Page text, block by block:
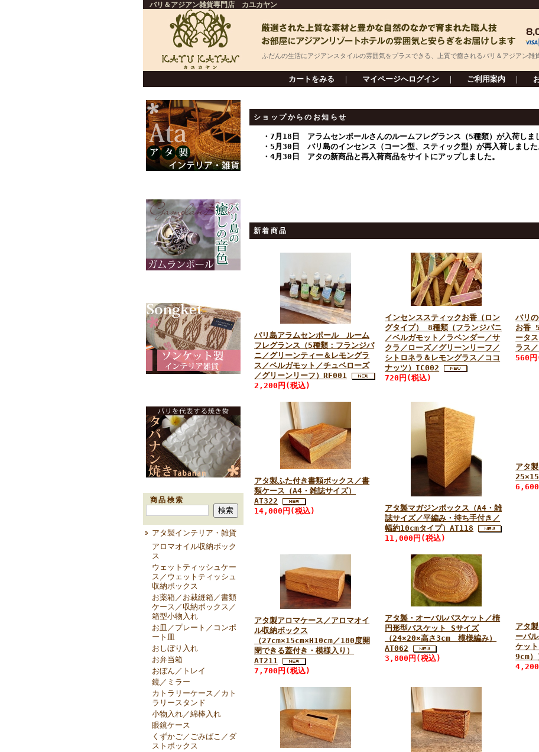
バリ＆アジアン雑貨専門店 カユカヤン
ふだんの生活にアジアンスタイルの雰囲気をプラスできる、上質で癒されるバリ＆アジアン雑
カートをみる ｜ マイページへログイン ｜ ご利用案内 ｜
商品検索
アタ製インテリア・雑貨
アロマオイル収納ボック
ス
ウェットティッシュケー
ス／ウェットティッシュ
収納ボックス
お薬箱／お裁縫箱／書類
ケース／収納ボックス／
箱型小物入れ
お皿／プレート／コンポ
ート皿
おしぼり入れ
お弁当箱
おぼん／トレイ
鏡／ミラー
カトラリーケース／カト
ラリースタンド
小物入れ／綿棒入れ
眼鏡ケース
くずかご／ごみばこ／ダ
ストボックス
ショップからのお知らせ
・7月18日 アラムセンポールさんのルームフレグランス（5種類）が入荷しま
・5月30日 バリ島のインセンス（コーン型、スティック型）が再入荷しました
・4月30日 アタの新商品と再入荷商品をサイトにアップしました。
新着商品
バリ島アラムセンポール ルーム
フレグランス（5種類：フランジパ
ニ／グリーンティー＆レモングラ
ス／ベルガモット／チュベローズ
／グリーンリーフ）RF001
2,200円(税込)
インセンススティックお香（ロン
グタイプ） 8種類（フランジパニ
／ベルガモット／ラベンダー／サ
クラ／ローズ／グリーンリーフ／
シトロネラ＆レモングラス／ココ
ナッツ）IC002
720円(税込)
バリ
お香
ータ
ラス
560
アタ製ふた付き書類ボックス／書
類ケース（A4・雑誌サイズ）
AT322
14,000円(税込)
アタ製マガジンボックス（A4・雑
誌サイズ／平編み・持ち手付き／
幅約10cmタイプ）AT118
11,000円(税込)
アタ
アタ製アロマケース／アロマオイ
ル収納ボックス
（27cm×15cm×H10cm／180度開
閉できる蓋付き・模様入り）
AT211
7,700円(税込)
アタ製・オーバルバスケット／楕
円形型バスケット Sサイズ
（24×20×高さ3cm 模様編み）
AT062
3,800円(税込)
アタ
ーバ
ケッ
9cm